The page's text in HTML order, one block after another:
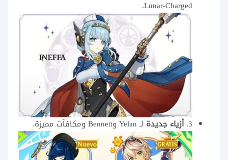
Lunar-Charged.
3. أزياء جديدة لـ Yelan وBennett ومكافآت مميزة.